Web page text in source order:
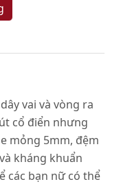
vai và vòng ra
cổ điển nhưng
mỏng 5mm, đệm
kháng khuẩn
các bạn nữ có thể